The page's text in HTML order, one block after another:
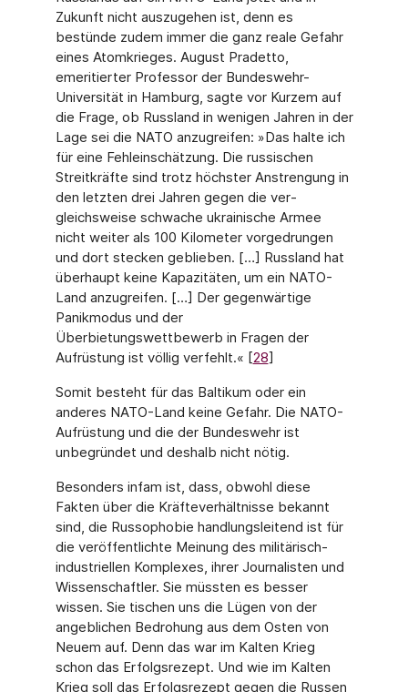
Zukunft nicht auszugehen ist, denn es
bestünde zudem immer die ganz reale Gefahr
eines Atomkrieges. August Pradetto,
emeritierter Professor der Bundeswehr-
Universität in Hamburg, sagte vor Kurzem auf
die Frage, ob Russland in wenigen Jahren in der
Lage sei die NATO anzugreifen: »Das halte ich
für eine Fehleinschätzung. Die russischen
Streitkräfte sind trotz höchster Anstrengung in
den letzten drei Jahren gegen die ver­
gleichsweise schwache ukrainische Armee
nicht weiter als 100 Kilometer vorgedrungen
und dort stecken geblieben. […] Russland hat
überhaupt keine Kapazitäten, um ein NATO-
Land anzugreifen. […] Der gegenwärtige
Panikmodus und der
Überbietungswettbewerb in Fragen der
Aufrüstung ist völlig verfehlt.« [28]
Somit besteht für das Baltikum oder ein
anderes NATO-Land keine Gefahr. Die NATO-
Aufrüstung und die der Bundeswehr ist
unbegründet und deshalb nicht nötig.
Besonders infam ist, dass, obwohl diese
Fakten über die Kräfteverhältnisse bekannt
sind, die Russophobie handlungsleitend ist für
die veröffentlichte Meinung des militärisch-
industriellen Komplexes, ihrer Journalisten und
Wissenschaftler. Sie müssten es besser
wissen. Sie tischen uns die Lügen von der
angeblichen Bedrohung aus dem Osten von
Neuem auf. Denn das war im Kalten Krieg
schon das Erfolgsrezept. Und wie im Kalten
Krieg soll das Erfolgsrezept gegen die Russen